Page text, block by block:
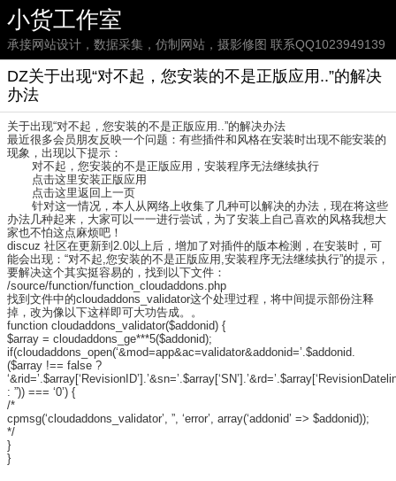
小货工作室
承接网站设计，数据采集，仿制网站，摄影修图 联系QQ1023949139
DZ关于出现“对不起，您安装的不是正版应用..”的解决
办法
关于出现“对不起，您安装的不是正版应用..”的解决办法
最近很多会员朋友反映一个问题：有些插件和风格在安装时出现不能安装的
现象，出现以下提示：
对不起，您安装的不是正版应用，安装程序无法继续执行
点击这里安装正版应用
点击这里返回上一页
针对这一情况，本人从网络上收集了几种可以解决的办法，现在将这些
办法几种起来，大家可以一一进行尝试，为了安装上自己喜欢的风格我想大
家也不怕这点麻烦吧！
discuz 社区在更新到2.0以上后，增加了对插件的版本检测，在安装时，可
能会出现：“对不起,您安装的不是正版应用,安装程序无法继续执行”的提示，
要解决这个其实挺容易的，找到以下文件：
/source/function/function_cloudaddons.php
找到文件中的cloudaddons_validator这个处理过程，将中间提示部份注释
掉，改为像以下这样即可大功告成。。
function cloudaddons_validator($addonid) {
$array = cloudaddons_ge***5($addonid);
if(cloudaddons_open(‘&mod=app&ac=validator&addonid=’.$addonid.
($array !== false ?
: ”)) === ‘0’) {
/*
cpmsg(‘cloudaddons_validator’, ”, ‘error’, array(‘addonid’ => $addonid));
*/
}
}